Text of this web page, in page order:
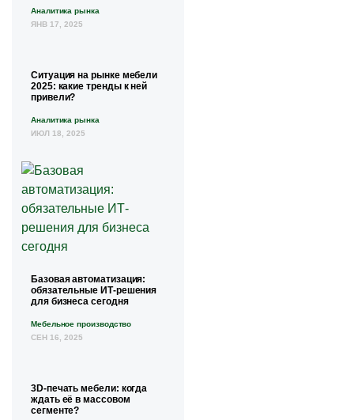
Аналитика рынка
ЯНВ 17, 2025
Ситуация на рынке мебели
2025: какие тренды к ней
привели?
Аналитика рынка
ИЮЛ 18, 2025
Базовая автоматизация:
обязательные ИТ-решения
для бизнеса сегодня
Мебельное производство
СЕН 16, 2025
3D-печать мебели: когда
ждать её в массовом
сегменте?